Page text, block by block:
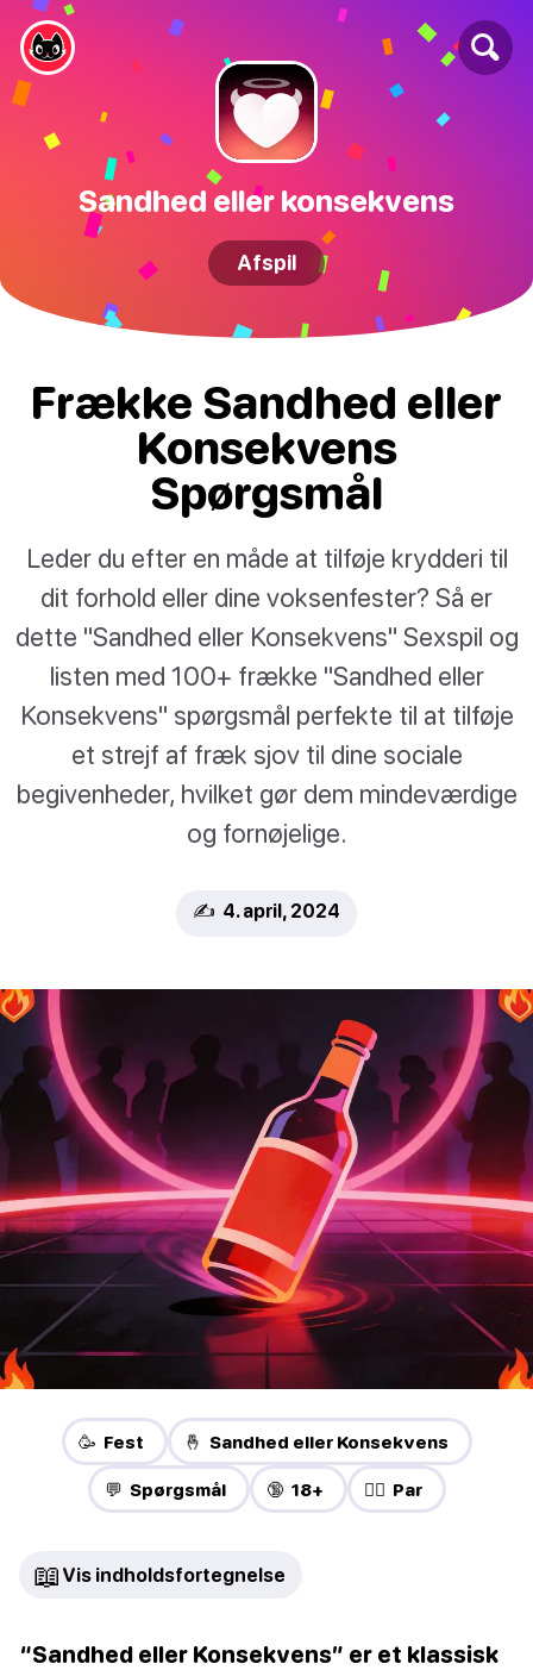
Sandhed eller konsekvens
Afspil
Frække Sandhed eller
Konsekvens
Spørgsmål
Leder du efter en måde at tilføje krydderi til
dit forhold eller dine voksenfester? Så er
dette "Sandhed eller Konsekvens" Sexspil og
listen med 100+ frække "Sandhed eller
Konsekvens" spørgsmål perfekte til at tilføje
et strejf af fræk sjov til dine sociale
begivenheder, hvilket gør dem mindeværdige
og fornøjelige.
✍️ 4. april, 2024
🥳 Fest 🤞 Sandhed eller Konsekvens
💬 Spørgsmål 🔞 18+ ❤️‍🔥 Par
📖 Vis indholdsfortegnelse
“Sandhed eller Konsekvens” er et klassisk